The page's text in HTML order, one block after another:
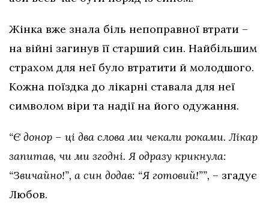
Жінка вже знала біль непоправної втрати –
на війні загинув її старший син. Найбільшим
страхом для неї було втратити й молодшого.
Кожна поїздка до лікарні ставала для неї
символом віри та надії на його одужання.
“Є донор – ці два слова ми чекали роками. Лікар
запитав, чи ми згодні. Я одразу крикнула:
“Звичайно!”, а син додав: “Я готовий!””, – згадує
Любов.